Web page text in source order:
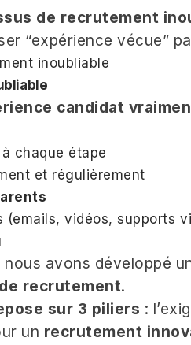
de recrutement
“expérience vécue”
candidat
chaque étape
et régulièrement
(emails, vidéos, supports
nous avons développé
recrutement.
sur 3 piliers :
un recrutement